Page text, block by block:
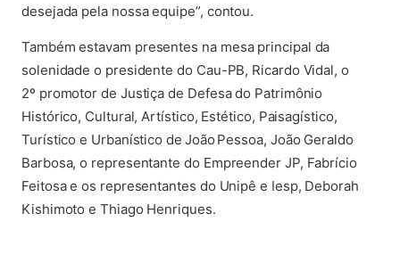
desejada pela nossa equipe”, contou.
Também estavam presentes na mesa principal da
solenidade o presidente do Cau-PB, Ricardo Vidal, o
2º promotor de Justiça de Defesa do Patrimônio
Histórico, Cultural, Artístico, Estético, Paisagístico,
Turístico e Urbanístico de João Pessoa, João Geraldo
Barbosa, o representante do Empreender JP, Fabrício
Feitosa e os representantes do Unipê e Iesp, Deborah
Kishimoto e Thiago Henriques.